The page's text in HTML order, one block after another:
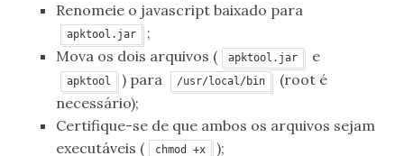
Renomeie o javascript baixado para
apktool.jar
;
Mova os dois arquivos (
apktool.jar e
apktool ) para /usr/local/bin
(root é
necessário);
Certifique-se de que ambos os arquivos sejam
executáveis (
chmod +x
);